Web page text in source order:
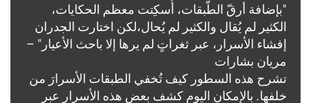
"بإضافة أرقّ الطّبقات، أُسكِتت معظم الحكايات،
الكثير لم يُقال والكثير لم يُحال،لكن اختارت الجدران
إفشاء الأسرار، عبر ثغراتٍ لم يرها إلا باحث الأعيار" –
مريان بشارات
تشرح هذه السطور كيف تُخفي الطبقات الأسرارَ من
خلفها. بالإمكان اليوم كشف بعض هذه الأسرار عبر